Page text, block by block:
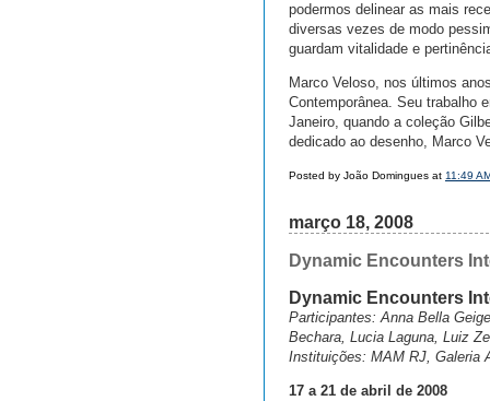
podermos delinear as mais
diversas vezes de modo
guardam vitalidade e
Marco Veloso, nos últimos
Contemporânea. Seu trabalho
Janeiro, quando a coleção
dedicado ao desenho, Marco
Posted by João Domingues at 11:49
março 18, 2008
Dynamic Encounters
Dynamic Encounters
Participantes: Anna Bella
Bechara, Lucia Laguna, Luiz
Instituições: MAM RJ, Galeria
17 a 21 de abril de 2008